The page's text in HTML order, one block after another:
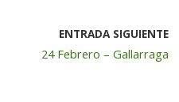
ENTRADA SIGUIENTE
24 Febrero – Gallarraga